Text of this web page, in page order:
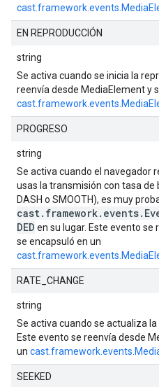
EN REPRODUCCIÓN
string
Se activa cuando se inicia la
reenvía desde MediaElement y
PROGRESO
string
Se activa cuando el navegador
usas la transmisión con tasa de
DASH o SMOOTH), es muy
DED en su lugar. Este evento
se encapsuló en un
RATE_CHANGE
string
Se activa cuando se actualiza
Este evento se reenvía desde
un
SEEKED